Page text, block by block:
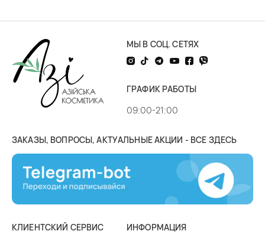
МЫ В СОЦ. СЕТЯХ
ГРАФИК РАБОТЫ
09:00-21:00
ЗАКАЗЫ, ВОПРОСЫ, АКТУАЛЬНЫЕ АКЦИИ - ВСЕ ЗДЕСЬ
КЛИЕНТСКИЙ СЕРВИС
ИНФОРМАЦИЯ